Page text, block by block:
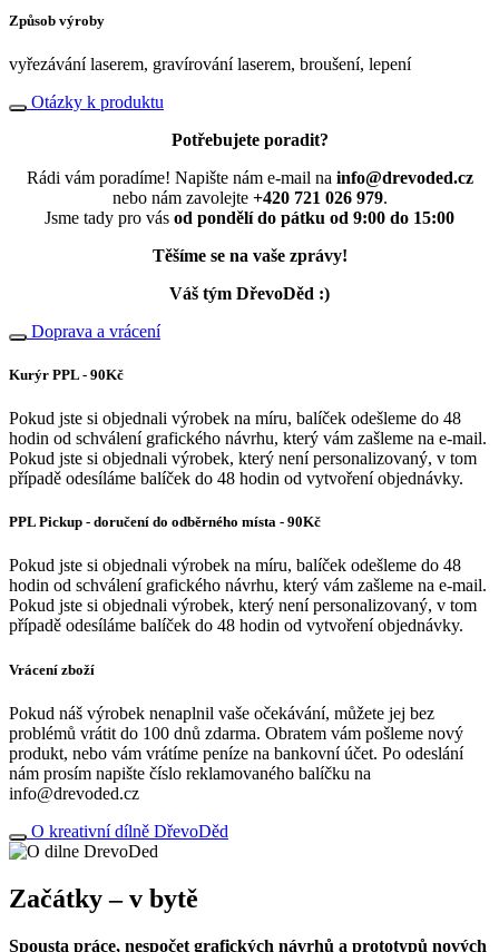
Způsob výroby
vyřezávání laserem, gravírování laserem, broušení, lepení
Otázky k produktu
Potřebujete poradit?
Rádi vám poradíme! Napište nám e-mail na info@drevoded.cz
nebo nám zavolejte +420 721 026 979.
Jsme tady pro vás od pondělí do pátku od 9:00 do 15:00
Těšíme se na vaše zprávy!
Váš tým DřevoDěd :)
Doprava a vrácení
Kurýr PPL - 90Kč
Pokud jste si objednali výrobek na míru, balíček odešleme do 48
hodin od schválení grafického návrhu, který vám zašleme na e-mail.
Pokud jste si objednali výrobek, který není personalizovaný, v tom
případě odesíláme balíček do 48 hodin od vytvoření objednávky.
PPL Pickup - doručení do odběrného místa - 90Kč
Pokud jste si objednali výrobek na míru, balíček odešleme do 48
hodin od schválení grafického návrhu, který vám zašleme na e-mail.
Pokud jste si objednali výrobek, který není personalizovaný, v tom
případě odesíláme balíček do 48 hodin od vytvoření objednávky.
Vrácení zboží
Pokud náš výrobek nenaplnil vaše očekávání, můžete jej bez
problémů vrátit do 100 dnů zdarma. Obratem vám pošleme nový
produkt, nebo vám vrátíme peníze na bankovní účet. Po odeslání
nám prosím napište číslo reklamovaného balíčku na
info@drevoded.cz
O kreativní dílně DřevoDěd
Začátky – v bytě
Spousta práce, nespočet grafických návrhů a prototypů nových